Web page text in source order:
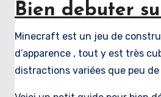
Bien debuter
Minecraft est un jeu de
d’apparence , tout y est très
distractions variées que peu